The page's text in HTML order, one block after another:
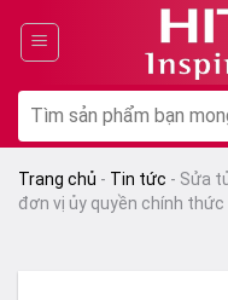
dung
Tìm
Trang chủ - Tin tức - Sửa
đơn vị ủy quyền chính thức